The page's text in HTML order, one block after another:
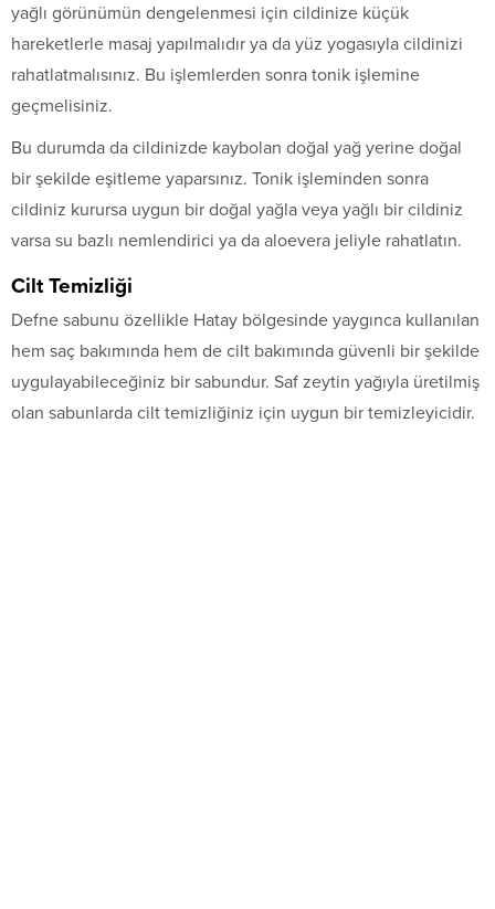
yağlı görünümün dengelenmesi için cildinize küçük
hareketlerle masaj yapılmalıdır ya da yüz yogasıyla cildinizi
rahatlatmalısınız. Bu işlemlerden sonra tonik işlemine
geçmelisiniz.
Bu durumda da cildinizde kaybolan doğal yağ yerine doğal
bir şekilde eşitleme yaparsınız. Tonik işleminden sonra
cildiniz kurursa uygun bir doğal yağla veya yağlı bir cildiniz
varsa su bazlı nemlendirici ya da aloevera jeliyle rahatlatın.
Cilt Temizliği
Defne sabunu özellikle Hatay bölgesinde yaygınca kullanılan
hem saç bakımında hem de cilt bakımında güvenli bir şekilde
uygulayabileceğiniz bir sabundur. Saf zeytin yağıyla üretilmiş
olan sabunlarda cilt temizliğiniz için uygun bir temizleyicidir.